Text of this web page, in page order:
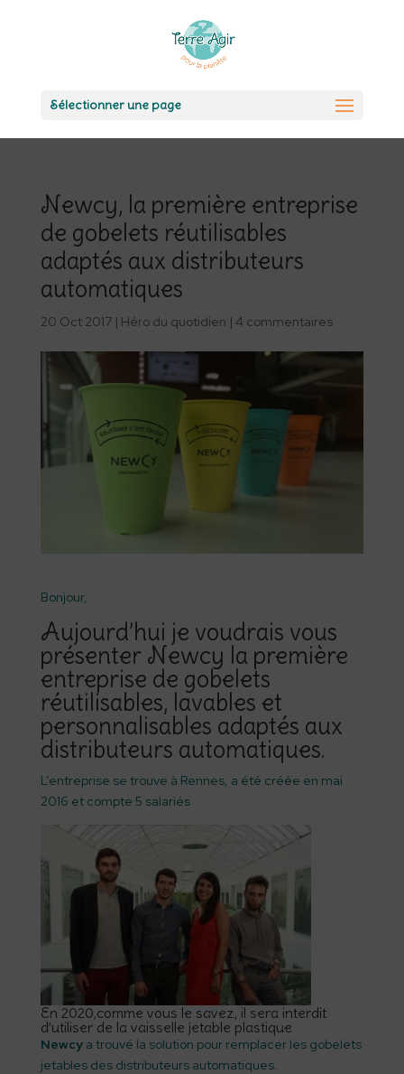
Sélectionner une page
Newcy, la première entreprise
de gobelets réutilisables
adaptés aux distributeurs
automatiques
20 Oct 2017| Héro du quotidien | 4 commentaires
Bonjour,
Aujourd’hui je voudrais vous
présenter Newcy la première
entreprise de gobelets
réutilisables, lavables et
personnalisables adaptés aux
distributeurs automatiques.
L’entreprise se trouve à Rennes, a été créée en mai
2016 et compte 5 salariés
En 2020,comme vous le savez, il sera interdit
d’utiliser de la vaisselle jetable plastique
Newcya trouvé la solution pour remplacer les gobelets
jetables des distributeurs automatiques.